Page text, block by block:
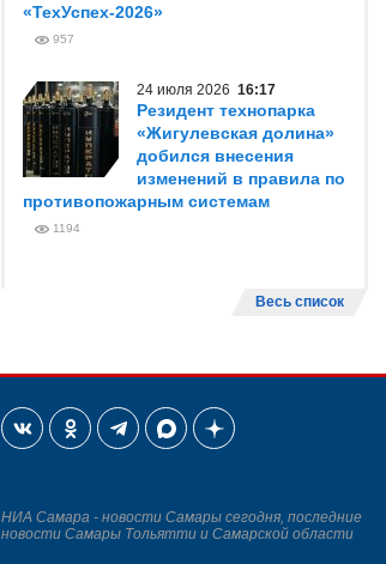
«ТехУспех-2026»
957
24 июля 2026 16:17
Резидент технопарка
«Жигулевская долина»
добился внесения
изменений в правила по
противопожарным системам
1194
Весь список
НИА Самара - новости Самары сегодня, последние
новости Самары Тольятти и Самарской области